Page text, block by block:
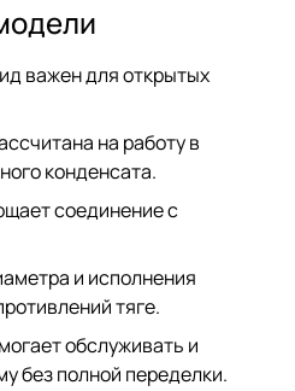
важен для открытых
на работу в
конденсата.
соединение с
и исполнения
тяге.
обслуживать и
без полной переделки.